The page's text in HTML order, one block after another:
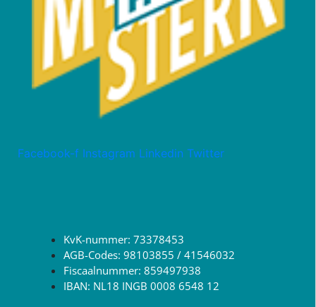
Facebook-f Instagram Linkedin Twitter
KvK-nummer: 73378453
AGB-Codes: 98103855 / 41546032
Fiscaalnummer: 859497938
IBAN: NL18 INGB 0008 6548 12